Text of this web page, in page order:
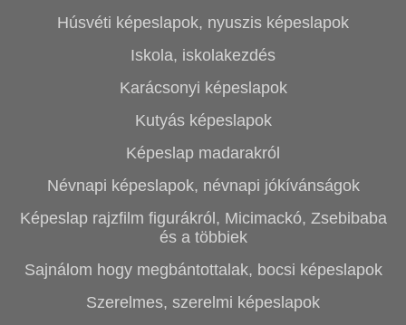
Húsvéti képeslapok, nyuszis képeslapok
Iskola, iskolakezdés
Karácsonyi képeslapok
Kutyás képeslapok
Képeslap madarakról
Névnapi képeslapok, névnapi jókívánságok
Képeslap rajzfilm figurákról, Micimackó, Zsebibaba
és a többiek
Sajnálom hogy megbántottalak, bocsi képeslapok
Szerelmes, szerelmi képeslapok